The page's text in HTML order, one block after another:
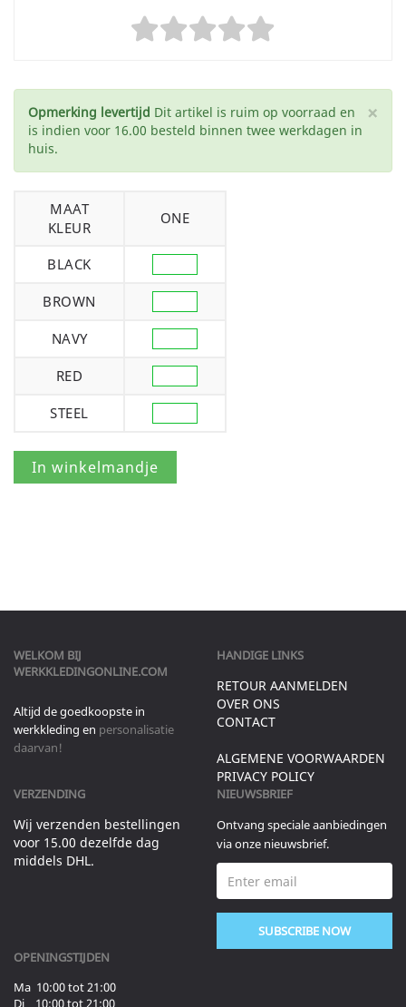
×
Opmerking levertijd Dit artikel is ruim op voorraad en
is indien voor 16.00 besteld binnen twee werkdagen in
huis.
MAAT
KLEUR
ONE
BLACK
BROWN
NAVY
RED
STEEL
WELKOM BIJ
WERKKLEDINGONLINE.COM
Altijd de goedkoopste in
werkkleding en personalisatie
daarvan!
HANDIGE LINKS
RETOUR AANMELDEN
OVER ONS
CONTACT
ALGEMENE VOORWAARDEN
PRIVACY POLICY
VERZENDING
Wij verzenden bestellingen
voor 15.00 dezelfde dag
middels DHL.
NIEUWSBRIEF
Ontvang speciale aanbiedingen
via onze nieuwsbrief.
SUBSCRIBE NOW
OPENINGSTIJDEN
Ma 10:00 tot 21:00
Di 10:00 tot 21:00